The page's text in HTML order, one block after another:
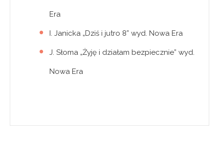
Era
I. Janicka „Dziś i jutro 8” wyd. Nowa Era
J. Słoma „Żyję i działam bezpiecznie” wyd.
Nowa Era